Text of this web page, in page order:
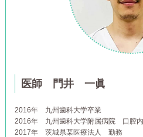
医師 門井 一眞
2016年 九州歯科大学卒業
2016年 九州歯科大学附属病院 口腔
2017年 茨城県某医療法人 勤務